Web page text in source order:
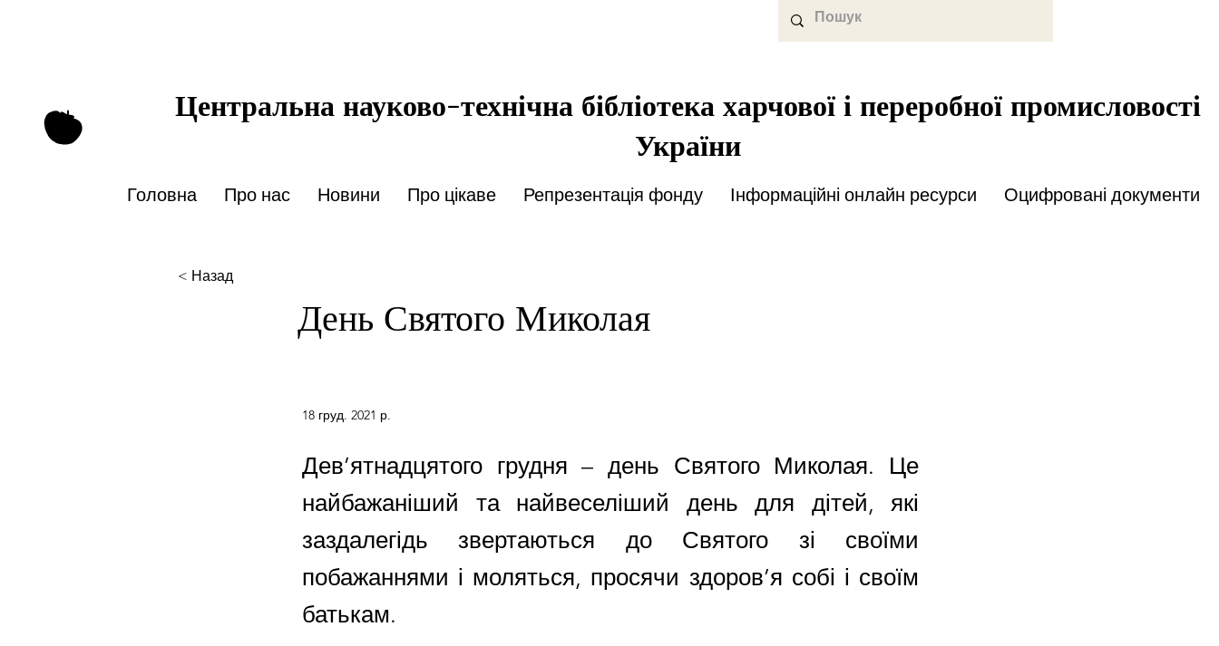
Центральна науково-технічна бібліотека харчової і переробної промисловості
України
Головна Про нас Новини Про цікаве Репрезентація фонду Інформаційні онлайн ресурси Оцифровані документи
< Назад
День Святого Миколая
18 груд. 2021 р.
Дев’ятнадцятого грудня – день Святого Миколая. Це
найбажаніший та найвеселіший день для дітей, які
заздалегідь звертаються до Святого зі своїми
побажаннями і моляться, просячи здоров’я собі і своїм
батькам.